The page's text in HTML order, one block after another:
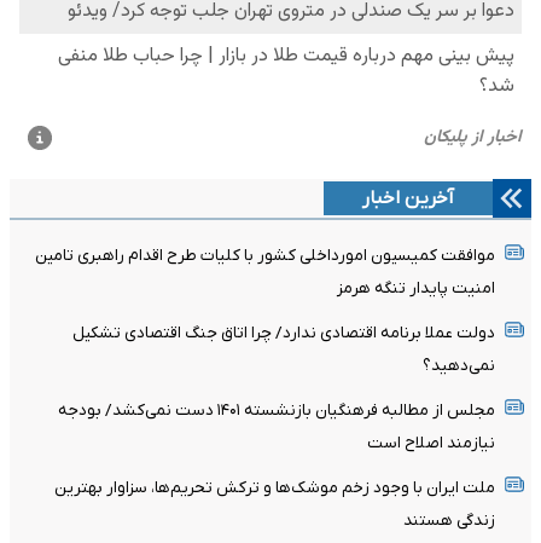
آخرین اخبار
موافقت کمیسیون امورداخلی کشور با کلیات طرح اقدام راهبری تامین
امنیت پایدار تنگه هرمز
دولت عملا برنامه اقتصادی ندارد/ چرا اتاق جنگ اقتصادی تشکیل
نمی‌دهید؟
مجلس از مطالبه فرهنگیان بازنشسته ۱۴۰۱ دست نمی‌کشد/ بودجه
نیازمند اصلاح است
ملت ایران با وجود زخم موشک‌ها و ترکش تحریم‌ها، سزاوار بهترین
زندگی هستند